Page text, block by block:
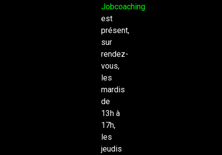
Jobcoaching
est
présent,
sur
rendez-
vous,
les
mardis
de
13h à
17h,
les
jeudis